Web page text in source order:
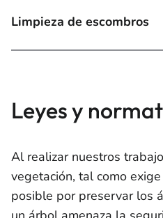
Limpieza de escombros
Leyes y
Al realizar nuestros
vegetación, tal como
posible por preservar los